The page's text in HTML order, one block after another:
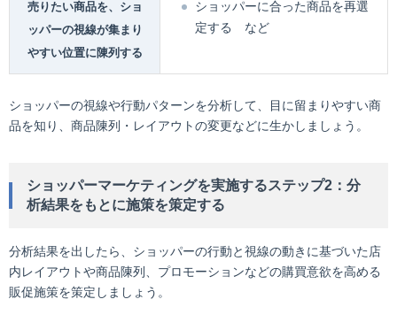
売りたい商品を、ショ
ッパーの視線が集まり
やすい位置に陳列する
ショッパーに合った商品を再選
定する など
ショッパーの視線や行動パターンを分析して、目に留まりやすい商
品を知り、商品陳列・レイアウトの変更などに生かしましょう。
ショッパーマーケティングを実施するステップ2：分
析結果をもとに施策を策定する
分析結果を出したら、ショッパーの行動と視線の動きに基づいた店
内レイアウトや商品陳列、プロモーションなどの購買意欲を高める
販促施策を策定しましょう。